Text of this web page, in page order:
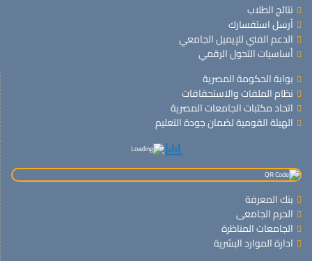
نتائج الطلاب
أرسل استفسارك
الدعم الفني للإيميل الجامعي
أساسيات التحول الرقمي
بوابة الحكومة المصرية
نظام الملفات والاستحقاقات
اتحاد مكتبات الجامعات المصرية
الهيئة القومية لضمان جودة التعليم
بنك المعرفة
الحرم الجامعى
الجامعات المناظرة
ادارة الموارد البشرية